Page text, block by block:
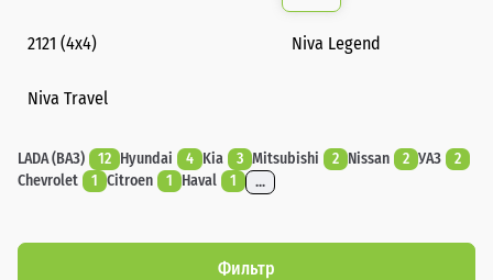
2121 (4x4) Niva Legend
Niva Travel
LADA (ВАЗ) 12 Hyundai 4 Kia 3 Mitsubishi 2 Nissan 2 УАЗ
2
Chevrolet
1 Citroen 1 Haval 1 ...
Фильтр